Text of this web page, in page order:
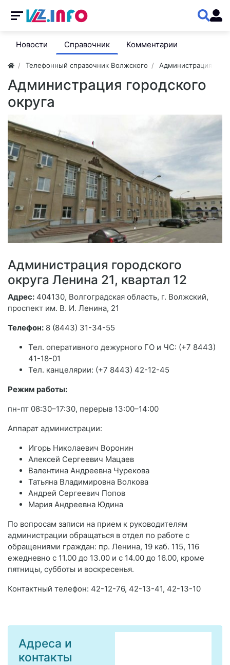
Новости Справочник Комментарии
Телефонный справочник Волжского Администрация
Администрация городского
округа
Администрация городского
округа Ленина 21, квартал 12
Адрес: 404130, Волгоградская область, г. Волжский,
проспект им. В. И. Ленина, 21
Телефон: 8 (8443) 31-34-55
Тел. оперативного дежурного ГО и ЧС: (+7 8443)
41-18-01
Тел. канцелярии: (+7 8443) 42-12-45
Режим работы:
пн-пт 08:30–17:30, перерыв 13:00–14:00
Аппарат администрации:
Игорь Николаевич Воронин
Алексей Сергеевич Мацаев
Валентина Андреевна Чурекова
Татьяна Владимировна Волкова
Андрей Сергеевич Попов
Мария Андреевна Юдина
По вопросам записи на прием к руководителям
администрации обращаться в отдел по работе с
обращениями граждан: пр. Ленина, 19 каб. 115, 116
ежедневно с 11.00 до 13.00 и с 14.00 до 16.00, кроме
пятницы, субботы и воскресенья.
Контактный телефон: 42-12-76, 42-13-41, 42-13-10
Адреса и
контакты